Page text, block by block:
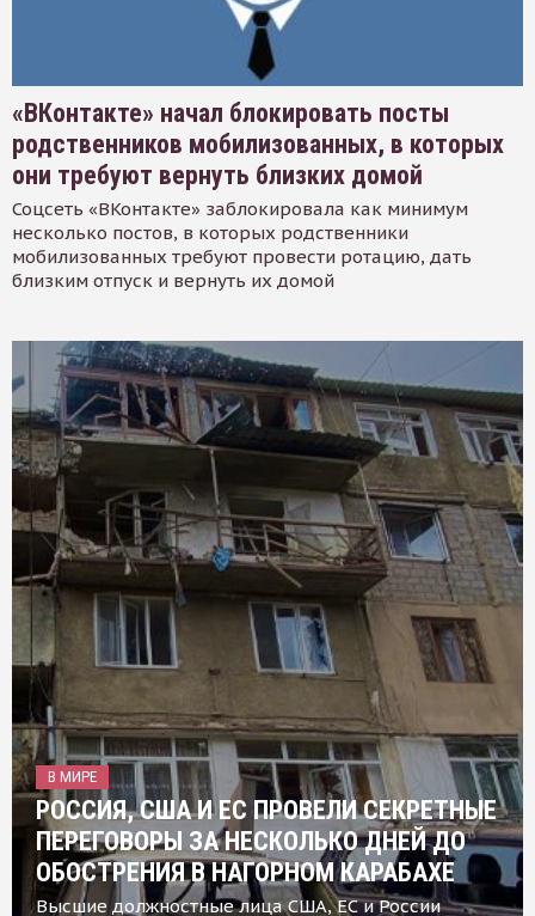
«ВКонтакте» начал блокировать посты
родственников мобилизованных, в которых
они требуют вернуть близких домой
Соцсеть «ВКонтакте» заблокировала как минимум
несколько постов, в которых родственники
мобилизованных требуют провести ротацию, дать
близким отпуск и вернуть их домой
В МИРЕ
РОССИЯ, США И ЕС ПРОВЕЛИ СЕКРЕТНЫЕ
ПЕРЕГОВОРЫ ЗА НЕСКОЛЬКО ДНЕЙ ДО
ОБОСТРЕНИЯ В НАГОРНОМ КАРАБАХЕ
Высшие должностные лица США, ЕС и России